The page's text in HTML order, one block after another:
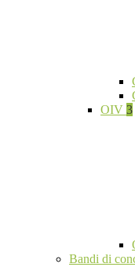
OIV 3
Bandi di